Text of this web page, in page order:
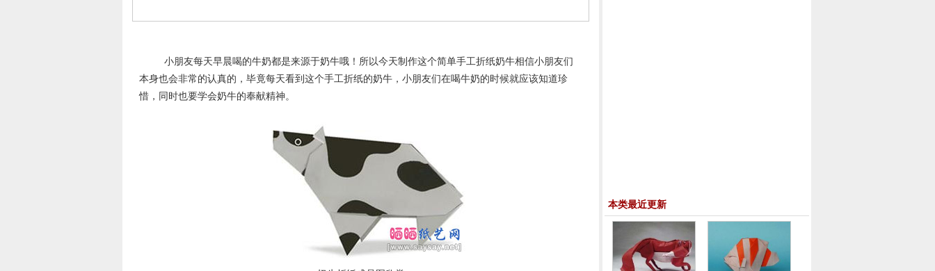
小朋友每天早晨喝的牛奶都是来源于奶牛哦！所以今天制作这个简单手工折纸奶牛相信小朋友们
本身也会非常的认真的，毕竟每天看到这个手工折纸的奶牛，小朋友们在喝牛奶的时候就应该知道珍
惜，同时也要学会奶牛的奉献精神。
本类最近更新